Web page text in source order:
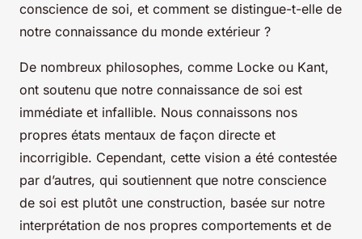
conscience de soi, et comment se distingue-t-elle de
notre connaissance du monde extérieur ?
De nombreux philosophes, comme Locke ou Kant,
ont soutenu que notre connaissance de soi est
immédiate et infallible. Nous connaissons nos
propres états mentaux de façon directe et
incorrigible. Cependant, cette vision a été contestée
par d’autres, qui soutiennent que notre conscience
de soi est plutôt une construction, basée sur notre
interprétation de nos propres comportements et de